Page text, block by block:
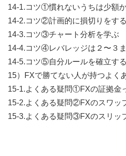
14-1.コツ①慣れないうちは少額
14-2.コツ②計画的に損切りをする
14-3.コツ③チャート分析を学ぶ
14-4.コツ④レバレッジは２〜３
14-5.コツ⑤自分ルールを確立する
15）FXで勝てない人が持つよく
15-1.よくある疑問①FXの証拠金
15-2.よくある疑問②FXのスワッ
15-3.よくある疑問③FXのスリッ